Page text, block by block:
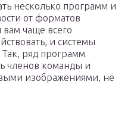
несколько программ и
от форматов
чаще всего
и системы
ряд программ
членов команды и
изображениями, не